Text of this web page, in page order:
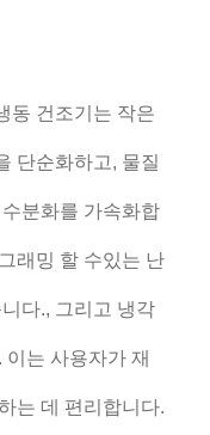
동 건조기는 작은
단순화하고, 물질
분화를 가속화합
래밍 할 수있는 난
다., 그리고 냉각
는 사용자가 재
는 데 편리합니다.